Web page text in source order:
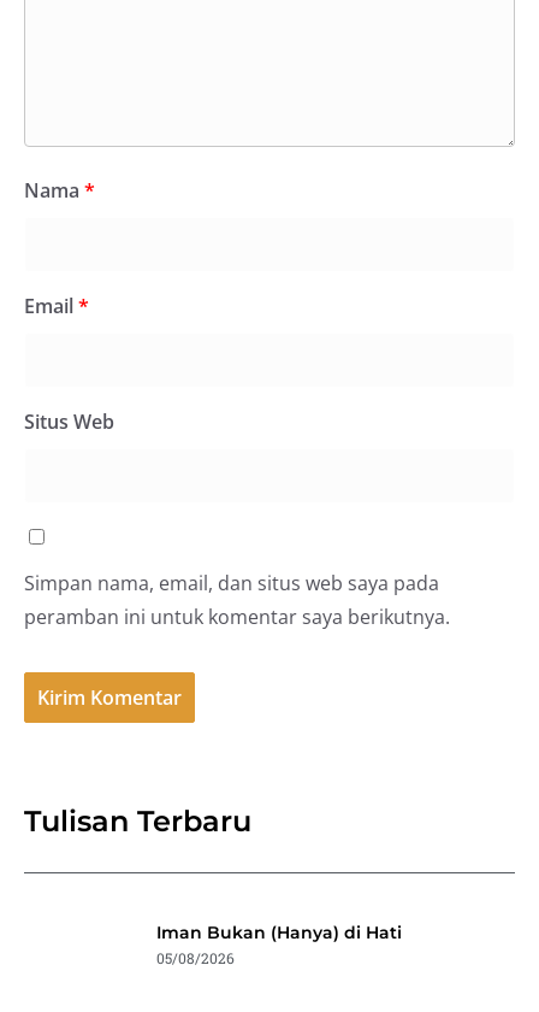
Nama *
Email*
Situs Web
Simpan nama, email, dan situs web saya pada
peramban ini untuk komentar saya berikutnya.
Tulisan Terbaru
Iman Bukan (Hanya) di Hati
05/08/2026